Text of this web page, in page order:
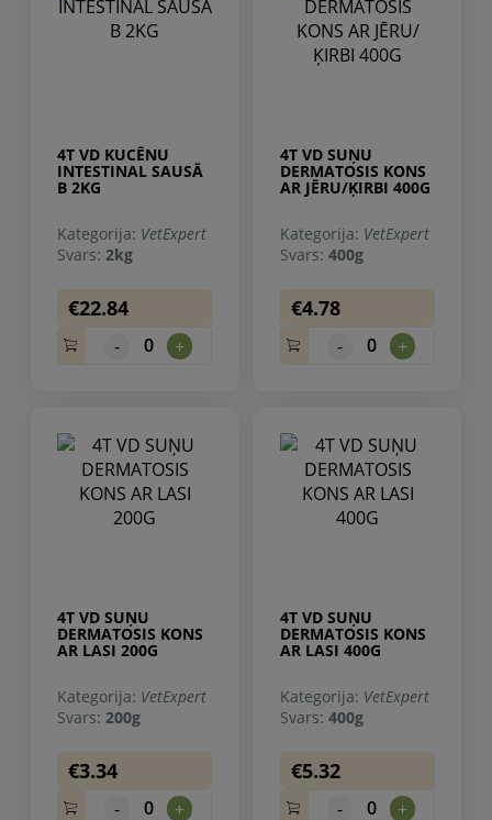
4T VD KUCĒNU
INTESTINAL SAUSĀ
B 2KG
Kategorija: VetExpert
Svars: 2kg
€22.84
- 0 +
4T VD SUŅU
DERMATOSIS KONS
AR JĒRU/ĶIRBI 400G
Kategorija: VetExpert
Svars: 400g
€4.78
- 0 +
4T VD SUŅU
DERMATOSIS KONS
AR LASI 200G
Kategorija: VetExpert
Svars: 200g
€3.34
- 0 +
4T VD SUŅU
DERMATOSIS KONS
AR LASI 400G
Kategorija: VetExpert
Svars: 400g
€5.32
- 0 +